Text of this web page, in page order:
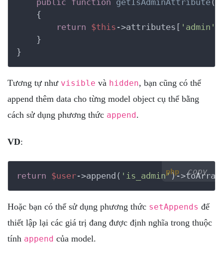
public function getIsAdminAttribute()
{
return $this ->attributes[ 'admin'
}
}
Tương tự như visible và hidden, bạn cũng có thể
append thêm data cho từng model object cụ thể bằng
cách sử dụng phương thức append.
VD:
php copy
return $user->append( 'is_admin')-
Hoặc bạn có thể sử dụng phương thức setAppends để
thiết lập lại các giá trị đang được định nghĩa trong thuộc
tính append của model.